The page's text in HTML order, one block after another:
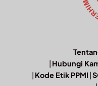
| Hubungi
| Kode Etik PPMI |